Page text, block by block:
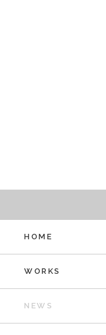
HOME
WORKS
NEWS